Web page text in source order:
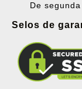
De
Selos de